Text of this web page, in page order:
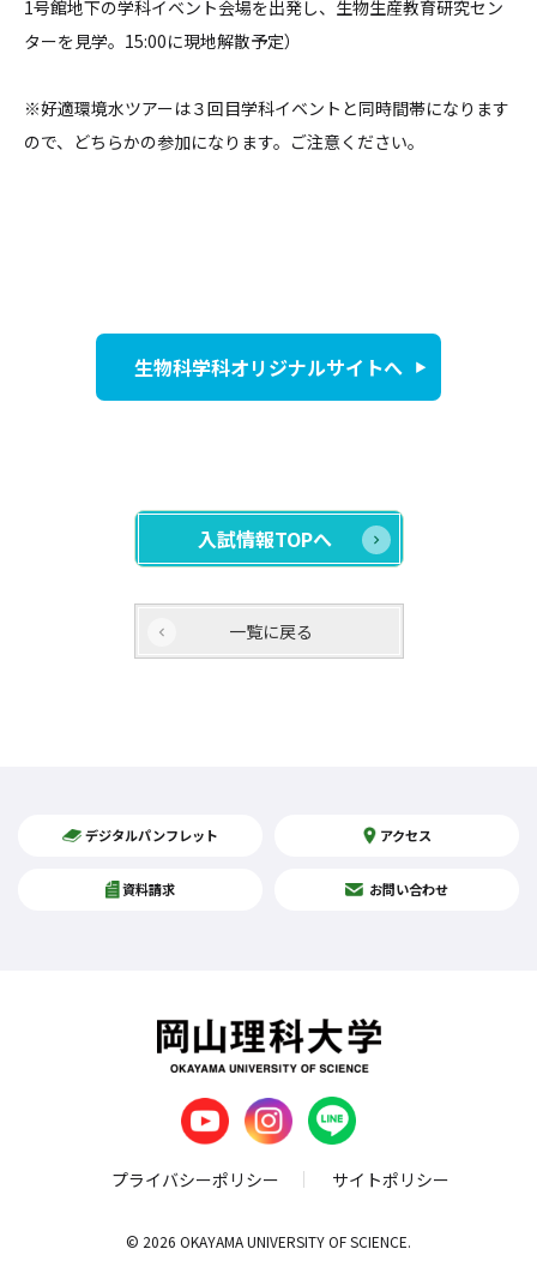
1号館地下の学科イベント会場を出発し、生物生産教育研究セン
ターを見学。15:00に現地解散予定）
※好適環境水ツアーは３回目学科イベントと同時間帯になります
ので、どちらかの参加になります。ご注意ください。
生物科学科オリジナルサイトへ
入試情報TOPへ
一覧に戻る
デジタルパンフレット アクセス
資料請求 お問い合わせ
プライバシーポリシー サイトポリシー
© 2026 OKAYAMA UNIVERSITY OF SCIENCE.